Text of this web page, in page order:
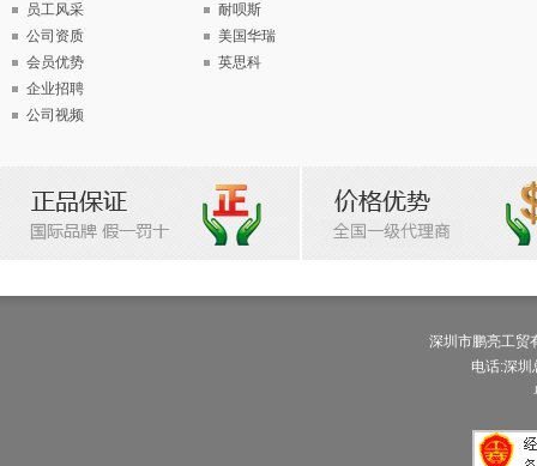
员工风采
公司资质
会员优势
企业招聘
公司视频
耐呗斯
美国华瑞
英思科
深圳市鹏亮工
电话:深